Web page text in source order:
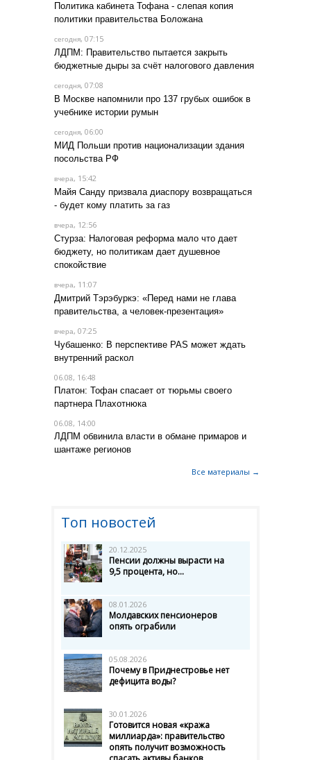
Политика кабинета Тофана - слепая копия
политики правительства Боложана
сегодня, 07:15
ЛДПМ: Правительство пытается закрыть
бюджетные дыры за счёт налогового давления
сегодня, 07:08
В Москве напомнили про 137 грубых ошибок в
учебнике истории румын
сегодня, 06:00
МИД Польши против национализации здания
посольства РФ
вчера, 15:42
Майя Санду призвала диаспору возвращаться
- будет кому платить за газ
вчера, 12:56
Стурза: Налоговая реформа мало что дает
бюджету, но политикам дает душевное
спокойствие
вчера, 11:07
Дмитрий Тэрэбуркэ: «Перед нами не глава
правительства, а человек-презентация»
вчера, 07:25
Чубашенко: В перспективе PAS может ждать
внутренний раскол
06.08, 16:48
Платон: Тофан спасает от тюрьмы своего
партнера Плахотнюка
06.08, 14:00
ЛДПМ обвинила власти в обмане примаров и
шантаже регионов
Все материалы →
Топ новостей
20.12.2025
Пенсии должны вырасти на
9,5 процента, но...
08.01.2026
Молдавских пенсионеров
опять ограбили
05.08.2026
Почему в Приднестровье нет
дефицита воды?
30.01.2026
Готовится новая «кража
миллиарда»: правительство
опять получит возможность